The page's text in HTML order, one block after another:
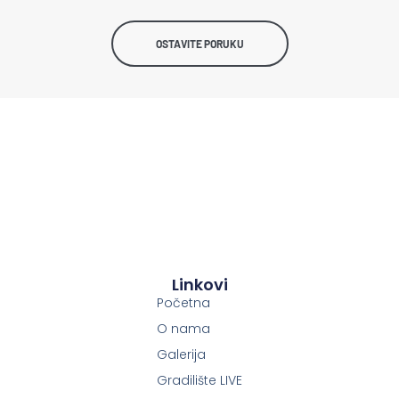
OSTAVITE PORUKU
Linkovi
Početna
O nama
Galerija
Gradilište LIVE